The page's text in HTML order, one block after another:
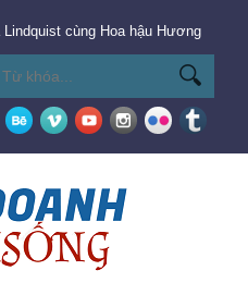
Lindquist cùng Hoa hậu Hương